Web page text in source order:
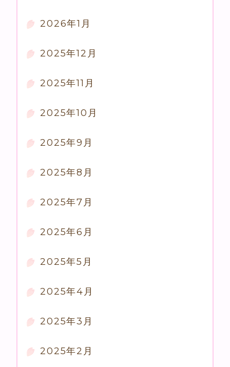
2026年1月
2025年12月
2025年11月
2025年10月
2025年9月
2025年8月
2025年7月
2025年6月
2025年5月
2025年4月
2025年3月
2025年2月